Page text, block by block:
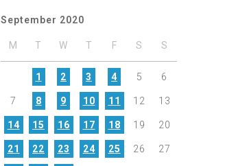
September 2020
M T W T F S S
1 2 3 4 5 6
7 8 9 10 11 12 13
14 15 16 17 18 19 20
21 22 23 24 25 26 27